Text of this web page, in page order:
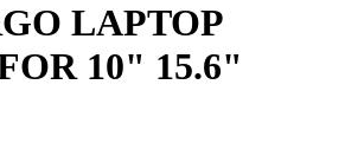
LAPTOP
10" 15.6"